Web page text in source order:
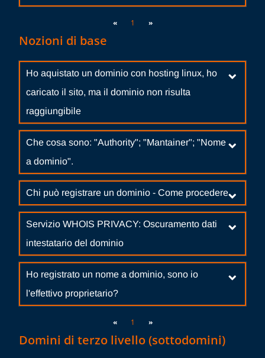
« 1 »
Nozioni di base
Ho aquistato un dominio con hosting linux, ho
caricato il sito, ma il dominio non risulta
raggiungibile
Che cosa sono: "Authority"; "Mantainer"; "Nome
a dominio".
Chi può registrare un dominio - Come procedere
Servizio WHOIS PRIVACY: Oscuramento dati
intestatario del dominio
Ho registrato un nome a dominio, sono io
l'effettivo proprietario?
« 1 »
Domini di terzo livello (sottodomini)